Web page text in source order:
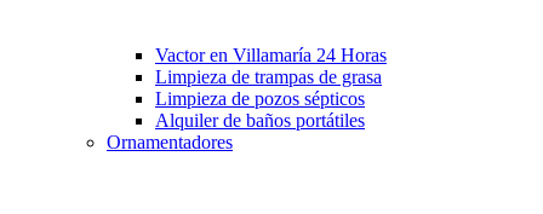
Vactor en Villamaría 24 Horas
Limpieza de trampas de grasa
Limpieza de pozos sépticos
Alquiler de baños portátiles
Ornamentadores